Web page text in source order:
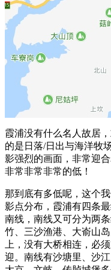
霞浦没有什么名人故居
的是日落/日出与海洋牧
影强烈的画面，非常迎
非常非常非常的低！
那到底有多低呢，这个
影点分布，霞浦有四条
南线，南线又可分为两
竹、三沙渔港、大嵛山
上，没有大桥相连，必
迎。南线有沙塘里、沙